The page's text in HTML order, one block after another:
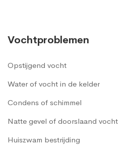
Vochtproblemen
Opstijgend vocht
Water of vocht in de kelder
Condens of schimmel
Natte gevel of doorslaand vocht
Huiszwam bestrijding